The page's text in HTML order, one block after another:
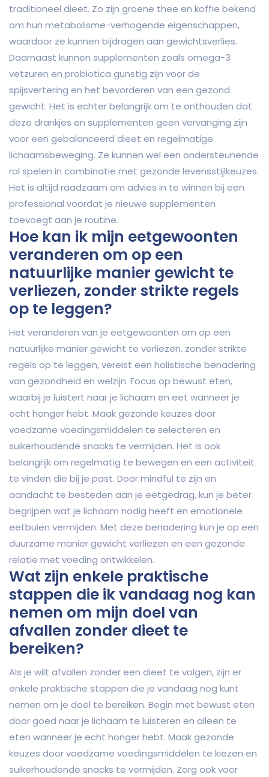
traditioneel dieet. Zo zijn groene thee en koffie bekend
om hun metabolisme-verhogende eigenschappen,
waardoor ze kunnen bijdragen aan gewichtsverlies.
Daarnaast kunnen supplementen zoals omega-3
vetzuren en probiotica gunstig zijn voor de
spijsvertering en het bevorderen van een gezond
gewicht. Het is echter belangrijk om te onthouden dat
deze drankjes en supplementen geen vervanging zijn
voor een gebalanceerd dieet en regelmatige
lichaamsbeweging. Ze kunnen wel een ondersteunende
rol spelen in combinatie met gezonde levensstijlkeuzes.
Het is altijd raadzaam om advies in te winnen bij een
professional voordat je nieuwe supplementen
toevoegt aan je routine.
Hoe kan ik mijn eetgewoonten
veranderen om op een
natuurlijke manier gewicht te
verliezen, zonder strikte regels
op te leggen?
Het veranderen van je eetgewoonten om op een
natuurlijke manier gewicht te verliezen, zonder strikte
regels op te leggen, vereist een holistische benadering
van gezondheid en welzijn. Focus op bewust eten,
waarbij je luistert naar je lichaam en eet wanneer je
echt honger hebt. Maak gezonde keuzes door
voedzame voedingsmiddelen te selecteren en
suikerhoudende snacks te vermijden. Het is ook
belangrijk om regelmatig te bewegen en een activiteit
te vinden die bij je past. Door mindful te zijn en
aandacht te besteden aan je eetgedrag, kun je beter
begrijpen wat je lichaam nodig heeft en emotionele
eetbuien vermijden. Met deze benadering kun je op een
duurzame manier gewicht verliezen en een gezonde
relatie met voeding ontwikkelen.
Wat zijn enkele praktische
stappen die ik vandaag nog kan
nemen om mijn doel van
afvallen zonder dieet te
bereiken?
Als je wilt afvallen zonder een dieet te volgen, zijn er
enkele praktische stappen die je vandaag nog kunt
nemen om je doel te bereiken. Begin met bewust eten
door goed naar je lichaam te luisteren en alleen te
eten wanneer je echt honger hebt. Maak gezonde
keuzes door voedzame voedingsmiddelen te kiezen en
suikerhoudende snacks te vermijden. Zorg ook voor